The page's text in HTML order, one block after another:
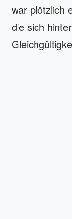
war plötzlich
die sich